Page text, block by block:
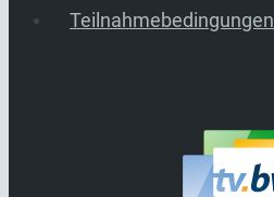
Teilnahmebedingungen